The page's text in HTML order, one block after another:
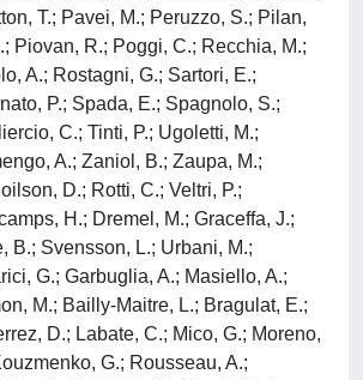
T.; Pavei, M.; Peruzzo, S.; Pilan,
Piovan, R.; Poggi, C.; Recchia, M.;
A.; Rostagni, G.; Sartori, E.;
P.; Spada, E.; Spagnolo, S.;
C.; Tinti, P.; Ugoletti, M.;
A.; Zaniol, B.; Zaupa, M.;
D.; Rotti, C.; Veltri, P.;
H.; Dremel, M.; Graceffa, J.;
B.; Svensson, L.; Urbani, M.;
G.; Garbuglia, A.; Masiello, A.;
M.; Bailly-Maitre, L.; Bragulat, E.;
D.; Labate, C.; Mico, G.; Moreno,
G.; Rousseau, A.;